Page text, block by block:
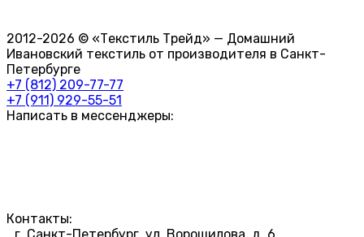
2012-2026 © «Текстиль Трейд» — Домашний
Ивановский текстиль от производителя в Санкт-
Петербурге
+7 (812) 209-77-77
+7 (911) 929-55-51
Написать в мессенджеры:
Контакты: